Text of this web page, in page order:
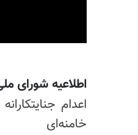
اطلاعیه شورای
اعدام
خامنه‌ای